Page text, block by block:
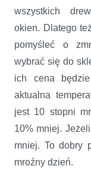
wszystkich
okien. Dlatego
pomyśleć o
wybrać się do
ich cena
aktualna
jest 10 stopni
10% mniej.
mniej. To dobry
mroźny dzień.